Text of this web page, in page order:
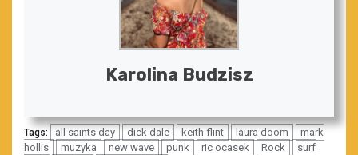
Karolina Budzisz
Tags: all saints day dick dale keith flint laura doom
mark
hollis
muzyka new wave punk ric ocasek Rock
surf